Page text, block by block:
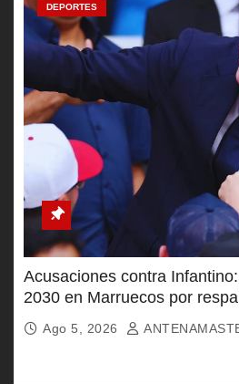
DEPORTES
Acusaciones contra
2030 en Marruecos por
Ago 5, 2026